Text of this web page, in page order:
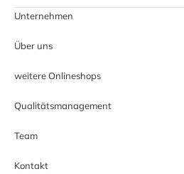
Unternehmen
Über uns
weitere Onlineshops
Qualitätsmanagement
Team
Kontakt